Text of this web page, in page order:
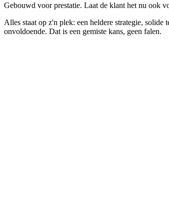
Gebouwd voor prestatie. Laat de klant het nu ook
Alles staat op z'n plek: een heldere strategie,
onvoldoende. Dat is een gemiste kans, geen falen.